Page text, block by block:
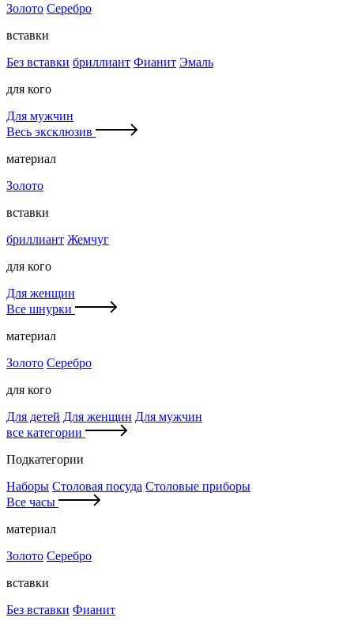
Золото Серебро
вставки
Без вставки бриллиант Фианит Эмаль
для кого
Для мужчин
Весь эксклюзив
материал
Золото
вставки
бриллиант Жемчуг
для кого
Для женщин
Все шнурки
материал
Золото Серебро
для кого
Для детей Для женщин Для мужчин
все категории
Подкатегории
Наборы Столовая посуда Столовые приборы
Все часы
материал
Золото Серебро
вставки
Без вставки Фианит